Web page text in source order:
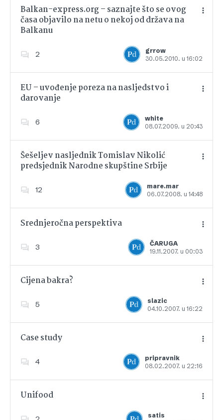
Balkan-express.org – saznajte što se ovog
časa objavilo na netu o nekoj od država na
Balkanu
2
grrow
30.05.2010. u 16:02
EU – uvođenje poreza na nasljedstvo i
darovanje
6
white
08.07.2009. u 20:43
Dodajte u favorite
Šešeljev nasljednik Tomislav Nikolić
predsjednik Narodne skupštine Srbije
12
mare.mar
06.07.2008. u 14:48
Dodajte u favorite
Srednjeročna perspektiva
3
ČARUGA
19.11.2007. u 00:03
Dodajte u favorite
Cijena bakra?
5
slazic
04.10.2007. u 16:22
Dodajte u favorite
Case study
4
pripravnik
08.02.2007. u 22:16
Dodajte u favorite
Unifood
satis